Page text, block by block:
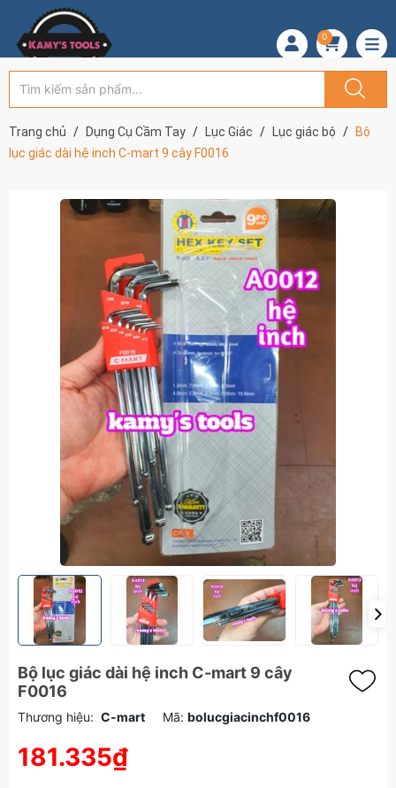
0
Trang chủ Dụng Cụ Cầm Tay Lục Giác Lục giác bộ
Bộ
lục giác dài hệ inch C-mart 9 cây F0016
Bộ lục giác dài hệ inch C-mart 9 cây
F0016
Thương hiệu: C-mart Mã: bolucgiacinchf0016
181.335₫